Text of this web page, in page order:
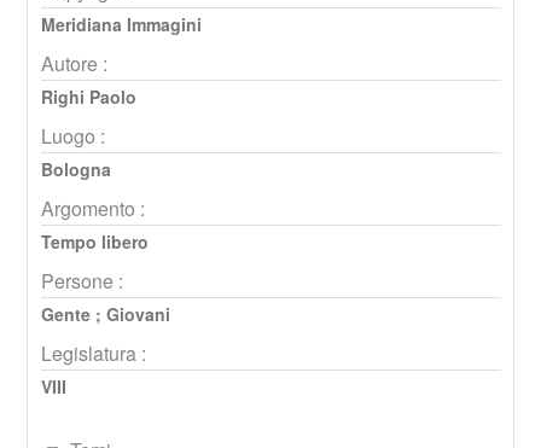
Meridiana Immagini
Autore :
Righi Paolo
Luogo :
Bologna
Argomento :
Tempo libero
Persone :
Gente; Giovani
Legislatura :
VIII